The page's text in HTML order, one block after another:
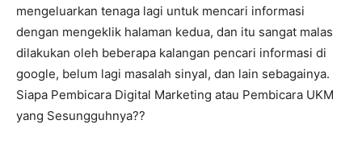
mengeluarkan tenaga lagi untuk mencari informasi
dengan mengeklik halaman kedua, dan itu sangat malas
dilakukan oleh beberapa kalangan pencari informasi di
google, belum lagi masalah sinyal, dan lain sebagainya.
Siapa Pembicara Digital Marketing atau Pembicara UKM
yang Sesungguhnya??